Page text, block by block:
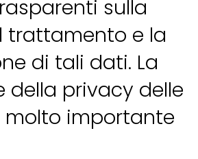
sulla
trattamento e la
di tali dati. La
della privacy delle
molto importante